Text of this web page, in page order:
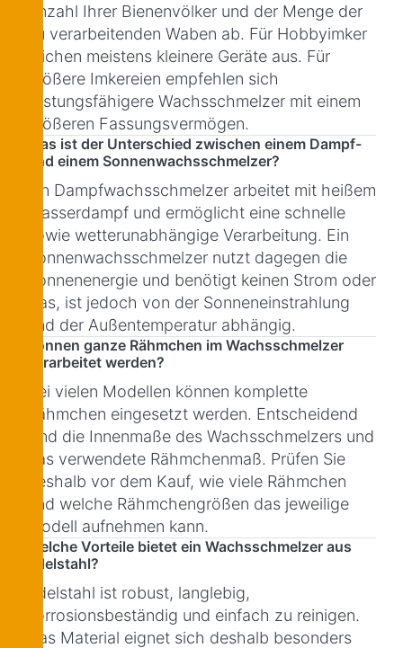
Anzahl Ihrer Bienenvölker und der Menge der
zu verarbeitenden Waben ab. Für Hobbyimker
reichen meistens kleinere Geräte aus. Für
größere Imkereien empfehlen sich
leistungsfähigere Wachsschmelzer mit einem
größeren Fassungsvermögen.
Was ist der Unterschied zwischen einem Dampf-
und einem Sonnenwachsschmelzer?
Ein Dampfwachsschmelzer arbeitet mit heißem
Wasserdampf und ermöglicht eine schnelle
sowie wetterunabhängige Verarbeitung. Ein
Sonnenwachsschmelzer nutzt dagegen die
Sonnenenergie und benötigt keinen Strom oder
Gas, ist jedoch von der Sonneneinstrahlung
und der Außentemperatur abhängig.
Können ganze Rähmchen im Wachsschmelzer
verarbeitet werden?
Bei vielen Modellen können komplette
Rähmchen eingesetzt werden. Entscheidend
sind die Innenmaße des Wachsschmelzers und
das verwendete Rähmchenmaß. Prüfen Sie
deshalb vor dem Kauf, wie viele Rähmchen
und welche Rähmchengrößen das jeweilige
Modell aufnehmen kann.
Welche Vorteile bietet ein Wachsschmelzer aus
Edelstahl?
Edelstahl ist robust, langlebig,
korrosionsbeständig und einfach zu reinigen.
Das Material eignet sich deshalb besonders